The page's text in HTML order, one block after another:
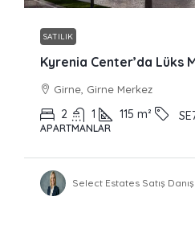
SATILIK
Kyrenia Center’da Lüks
Girne, Girne Merkez
2 1 115 m²
APARTMANLAR
Select Estates Satış